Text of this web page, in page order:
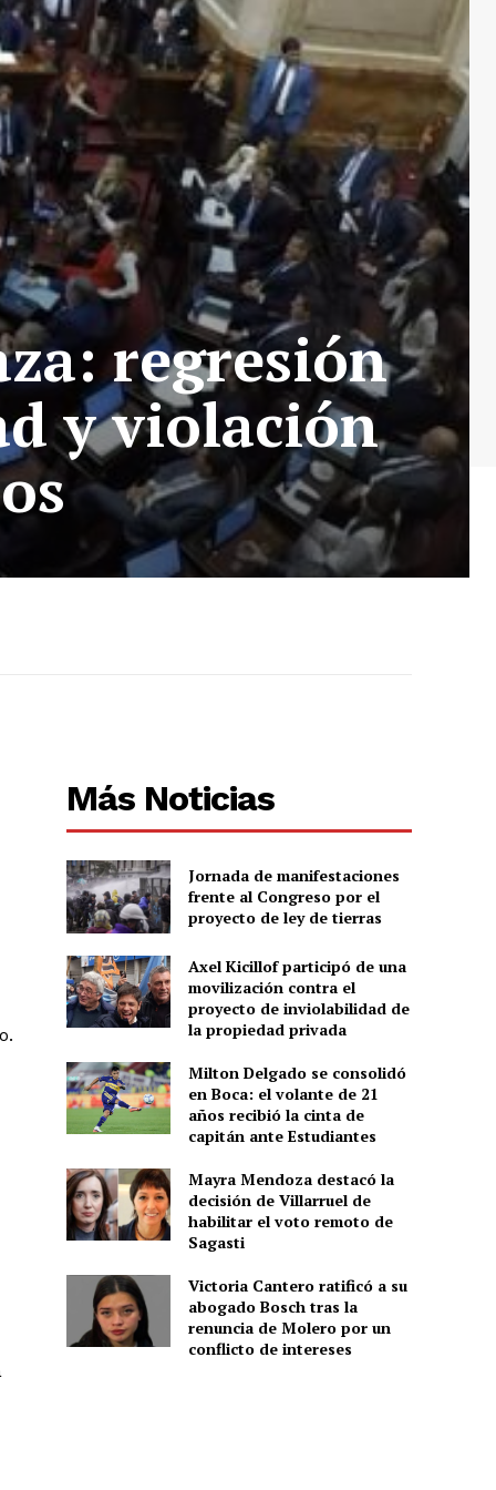
regresión
y violación
Más Noticias
Jornada de manifestaciones
frente al Congreso por el
proyecto de ley de tierras
Axel Kicillof participó de una
movilización contra el
proyecto de inviolabilidad de
la propiedad privada
Milton Delgado se consolidó
en Boca: el volante de 21
años recibió la cinta de
capitán ante Estudiantes
Mayra Mendoza destacó la
decisión de Villarruel de
habilitar el voto remoto de
Sagasti
Victoria Cantero ratificó a su
abogado Bosch tras la
renuncia de Molero por un
conflicto de intereses